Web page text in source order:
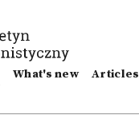
What's new